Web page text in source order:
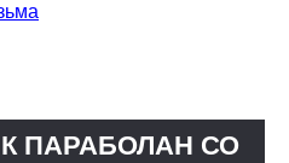
ПАРАБОЛАН СО